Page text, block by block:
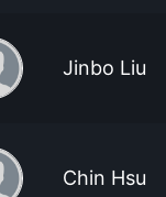
Jinbo Liu
Chin Hsu